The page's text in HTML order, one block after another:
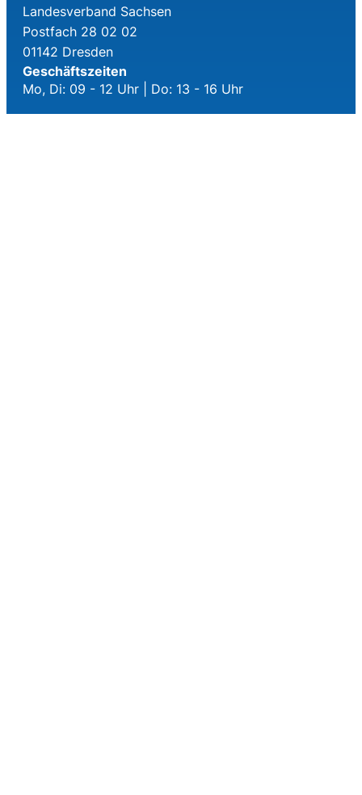
Landesverband Sachsen
Postfach 28 02 02
01142 Dresden
Geschäftszeiten
Mo, Di: 09 - 12 Uhr | Do: 13 - 16 Uhr